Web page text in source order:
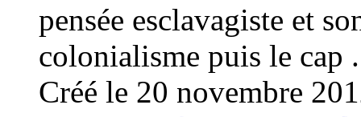
pensée esclavagiste et
colonialisme puis le cap
Créé le 20 novembre